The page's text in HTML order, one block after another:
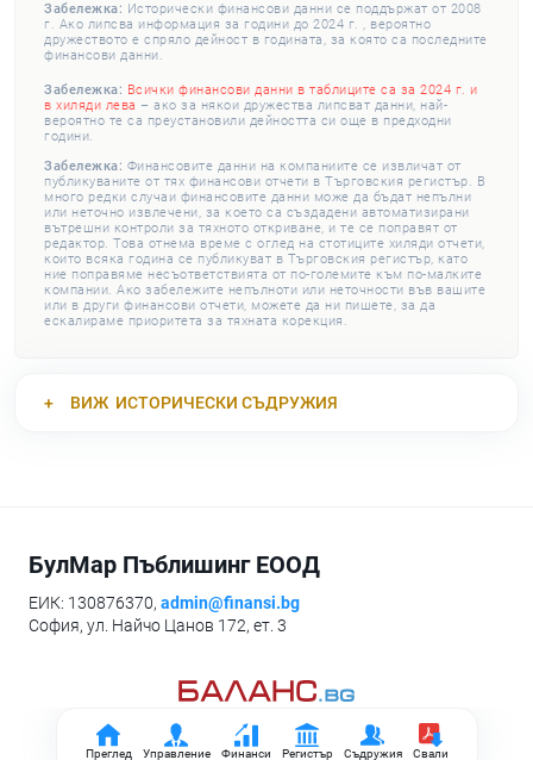
Преглед Управление Финанси Регистър Съдружия Свали
Забележка: Исторически финансови данни се поддържат от 2008
г. Ако липсва информация за години до 2024 г. , вероятно
дружеството е спряло дейност в годината, за която са последните
финансови данни.
Забележка: Всички финансови данни в таблиците са за 2024 г. и
в хиляди лева – ако за някои дружества липсват данни, най-
вероятно те са преустановили дейността си още в предходни
години.
Забележка: Финансовите данни на компаниите се извличат от
публикуваните от тях финансови отчети в Търговския регистър. В
много редки случаи финансовите данни може да бъдат непълни
или неточно извлечени, за което са създадени автоматизирани
вътрешни контроли за тяхното откриване, и те се поправят от
редактор. Това отнема време с оглед на стотиците хиляди отчети,
които всяка година се публикуват в Търговския регистър, като
ние поправяме несъответствията от по-големите към по-малките
компании. Ако забележите непълноти или неточности във вашите
или в други финансови отчети, можете да ни пишете, за да
ескалираме приоритета за тяхната корекция.
ВИЖ ИСТОРИЧЕСКИ СЪДРУЖИЯ
БулМар Пъблишинг ЕООД
ЕИК: 130876370, admin@finansi.bg
София, ул. Найчо Цанов 172, ет. 3